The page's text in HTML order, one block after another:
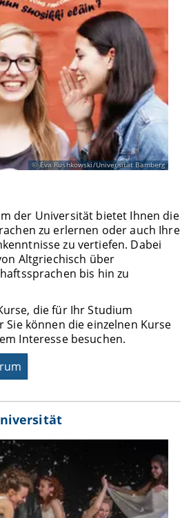
Eva Rushkowski/Universität Bamberg
der Universität bietet Ihnen die
zu erlernen oder auch Ihre
zu vertiefen. Dabei
Altgriechisch über
bis hin zu
die für Ihr Studium
Sie können die einzelnen Kurse
Interesse besuchen.